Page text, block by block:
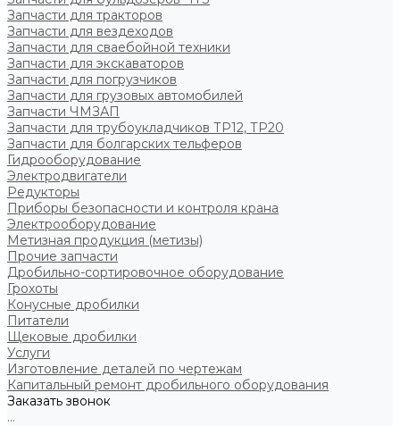
Запчасти для тракторов
Запчасти для вездеходов
Запчасти для сваебойной техники
Запчасти для экскаваторов
Запчасти для погрузчиков
Запчасти для грузовых автомобилей
Запчасти ЧМЗАП
Запчасти для трубоукладчиков ТР12, ТР20
Запчасти для болгарских тельферов
Гидрооборудование
Электродвигатели
Редукторы
Приборы безопасности и контроля крана
Электрооборудование
Метизная продукция (метизы)
Прочие запчасти
Дробильно-сортировочное оборудование
Грохоты
Конусные дробилки
Питатели
Щековые дробилки
Услуги
Изготовление деталей по чертежам
Капитальный ремонт дробильного оборудования
Заказать звонок
...